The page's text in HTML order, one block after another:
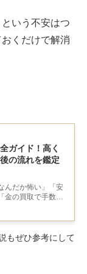
いう不安はつ
くだけで解消
ガイド！高く
の流れを鑑定
んだか怖い」「安
金の買取で手数料
取の仕組みが見え
もぜひ参考にして